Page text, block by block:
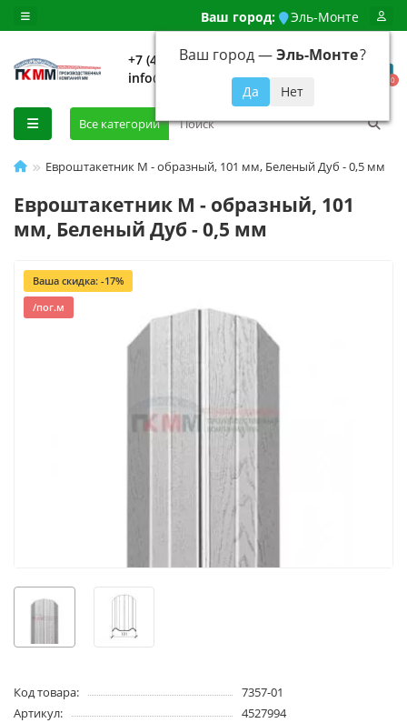
Ваш город: Эль-Монте
Ваш город —Эль-Монте?
+7 (499) 648-92-94
info@evroshtaketnikmoskva.ru
0
Все категории
Евроштакетник М - образный, 101 мм, Беленый Дуб - 0,5 мм
Евроштакетник М - образный, 101
мм, Беленый Дуб - 0,5 мм
Ваша скидка: -17%
/пог.м
Код товара:
7357-01
Артикул:
4527994